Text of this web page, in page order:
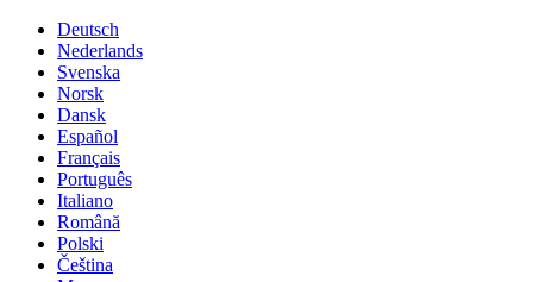
Deutsch
Nederlands
Svenska
Norsk
Dansk
Español
Français
Português
Italiano
Română
Polski
Čeština